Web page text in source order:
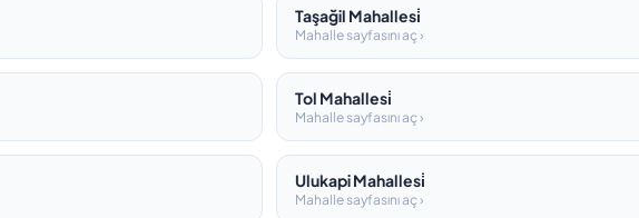
Taşağil Mahallesi̇
Mahalle sayfasını aç ›
Tol Mahallesi̇
Mahalle sayfasını aç ›
Ulukapi Mahallesi̇
Mahalle sayfasını aç ›